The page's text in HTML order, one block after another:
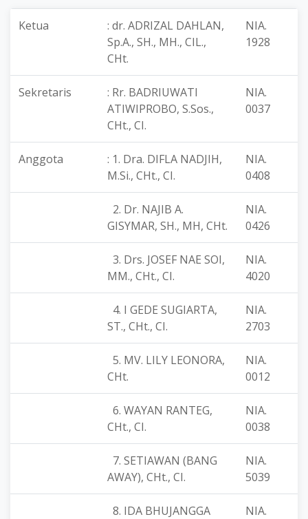
Ketua
: dr. ADRIZAL DAHLAN,
Sp.A., SH., MH., CIL.,
CHt.
NIA.
1928
Sekretaris
: Rr. BADRIUWATI
ATIWIPROBO, S.Sos.,
CHt., CI.
NIA.
0037
Anggota
: 1. Dra. DIFLA NADJIH,
M.Si., CHt., CI.
NIA.
0408
2. Dr. NAJIB A.
GISYMAR, SH., MH, CHt.
NIA.
0426
3. Drs. JOSEF NAE SOI,
MM., CHt., CI.
NIA.
4020
4. I GEDE SUGIARTA,
ST., CHt., CI.
NIA.
2703
5. MV. LILY LEONORA,
CHt.
NIA.
0012
6. WAYAN RANTEG,
CHt., CI.
NIA.
0038
7. SETIAWAN (BANG
AWAY), CHt., CI.
NIA.
5039
8. IDA BHUJANGGA
NIA.